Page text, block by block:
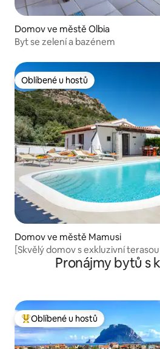
Domov ve městě Olbia
Byt se zelení a bazénem
Oblíbené u hostů
Oblíbené u hostů
Domov ve městě Mamusi
[Skvělý domov s exkluzivní
Pronájmy bytů s
Nejlepší v kategorii Oblíbené u
Oblíbené u hostů